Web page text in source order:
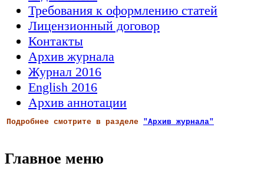
Требования к оформлению статей
Лицензионный договор
Контакты
Архив журнала
Журнал 2016
English 2016
Архив аннотации
Подробнее смотрите в разделе "Архив журнала"
Главное меню